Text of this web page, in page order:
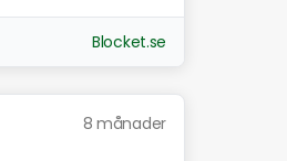
Blocket.se
8 månader